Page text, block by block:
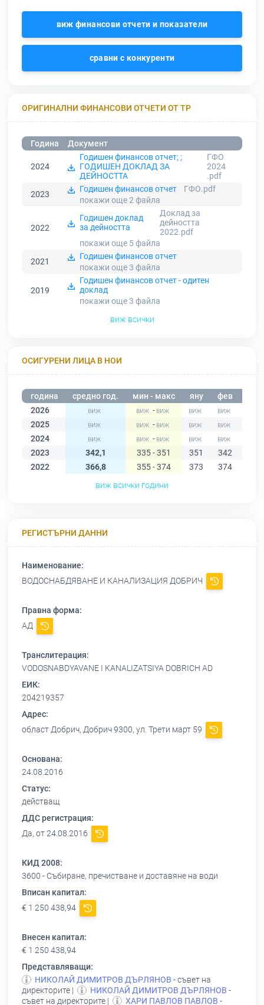
виж финансови отчети и показатели
сравни с конкуренти
ОРИГИНАЛНИ ФИНАНСОВИ ОТЧЕТИ ОТ ТР
Година Документ
2024
Годишен финансов отчет; ;
ГОДИШЕН ДОКЛАД ЗА
ДЕЙНОСТТА
ГФО
2024
.pdf
2023
Годишен финансов отчет
ГФО.pdf
покажи още 2файла
2022
Годишен доклад
за дейността
Доклад за
дейността
2022.pdf
покажи още 5файла
2021
Годишен финансов отчет
покажи още 3 файла
2019
Годишен финансов отчет - одитен
доклад
покажи още 3 файла
виж всички
ОСИГУРЕНИ ЛИЦА В НОИ
година средно год. мин - макс яну фев
2026
-
2025
-
2024
-
2023
342,1 335 - 351 351 342
2022
366,8 355 - 374 373 374
виж всички години
РЕГИСТЪРНИ ДАННИ
Наименование:
ВОДОСНАБДЯВАНЕ И КАНАЛИЗАЦИЯ ДОБРИЧ
Правна форма:
АД
Транслитерация:
VODOSNABDYAVANE I KANALIZATSIYA DOBRICH AD
ЕИК:
204219357
Адрес:
област Добрич, Добрич 9300, ул. Трети март 59
Основана:
24.08.2016
Статус:
действащ
ДДС регистрация:
Да, от 24.08.2016
КИД 2008:
3600 - Събиране, пречистване и доставяне на води
Вписан капитал:
€ 1 250 438,94
Внесен капитал:
€ 1 250 438,94
Представляващи:
НИКОЛАЙ ДИМИТРОВ ДЪРЛЯНОВ - съвет на
директорите |
НИКОЛАЙ ДИМИТРОВ ДЪРЛЯНОВ -
съвет на директорите |
ХАРИ ПАВЛОВ ПАВЛОВ -